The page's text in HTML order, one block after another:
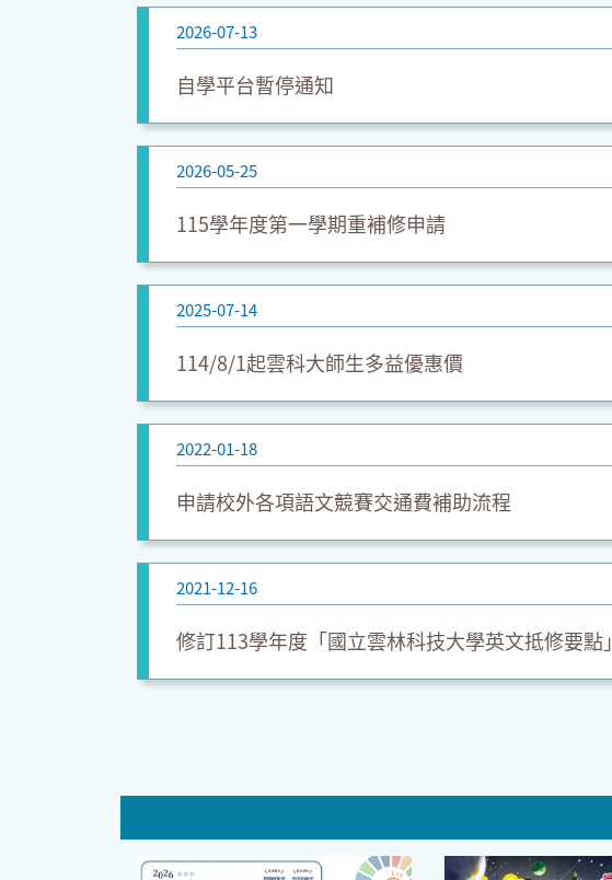
2026-07-13
自學平台暫停通知
2026-05-25
115學年度第一學期重補修申請
2025-07-14
114/8/1起雲科大師生多益優惠價
2022-01-18
申請校外各項語文競賽交通費補助流程
2021-12-16
修訂113學年度「國立雲林科技大學英文抵修要點」